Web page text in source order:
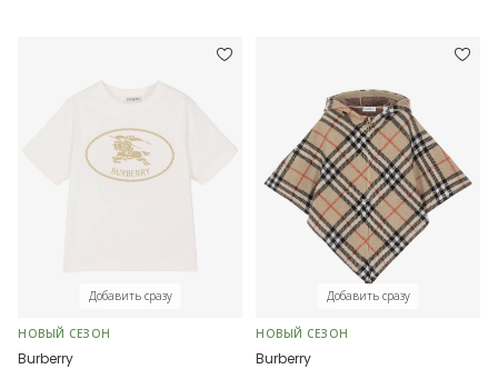
Добавить сразу
НОВЫЙ СЕЗОН
Burberry
Добавить сразу
НОВЫЙ СЕЗОН
Burberry